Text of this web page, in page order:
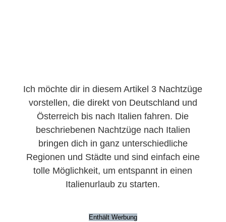
Ich möchte dir in diesem Artikel 3 Nachtzüge
vorstellen, die direkt von Deutschland und
Österreich bis nach Italien fahren. Die
beschriebenen Nachtzüge nach Italien
bringen dich in ganz unterschiedliche
Regionen und Städte und sind einfach eine
tolle Möglichkeit, um entspannt in einen
Italienurlaub zu starten.
Enthält Werbung